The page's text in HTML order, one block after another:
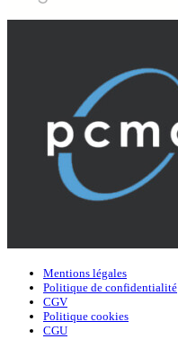
Mentions légales
Politique de confidentialité
CGV
Politique cookies
CGU